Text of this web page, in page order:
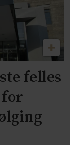
felles